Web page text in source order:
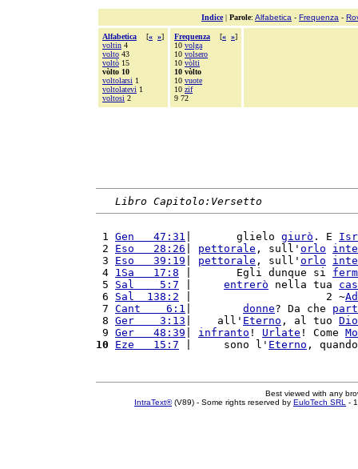
Indice| Parole: Alfabetica - Frequenza -
Alfabetica [« »]
voltin 4
volto 43
voltò 15
vòlto 10
voltolarsi 1
voltolatevi 1
voltosi 2
Frequenza [« »]
10 volga
10 volsero
10 vòlti
10 vòlto
10 vuote
10 zif
9 72
Libro Capitolo:Versetto
1 Gen   47:31 |       glielo giurò . E
2 Eso   28:26 pettorale , sull' orlo
3 Eso   39:19 pettorale , sull' orlo
4 1Sa   17:8 |       Egli dunque si
5 Sal    5:7 entrerò nella tua
6 Sal  138:2 |                     2 ~
7 Cant    6:1 donne? Da che
8 Ger    3:13 |    all' Eterno , al tuo Dio
9 Ger   48:39 infranto ! Urlate ! Come
10
Eze   15:7 |     sono l' Eterno ,
Best viewed with any
IntraText®(V89) - Some rights reserved by EuloTech SRL -